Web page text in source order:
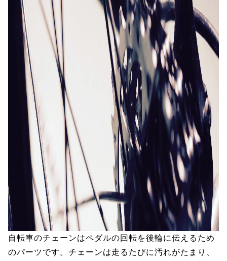
自転車のチェーンはペダルの回転を後輪に伝えるため
のパーツです。チェーンは走るたびに汚れがたまり、